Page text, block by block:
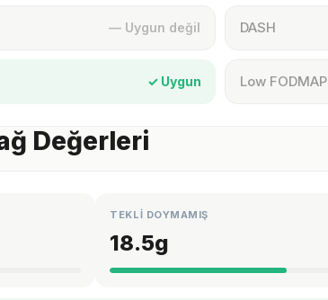
— Uygun değil DASH
✓ Uygun Low FODMAP
Değerleri
TEKLİ DOYMAMIŞ
18.5g